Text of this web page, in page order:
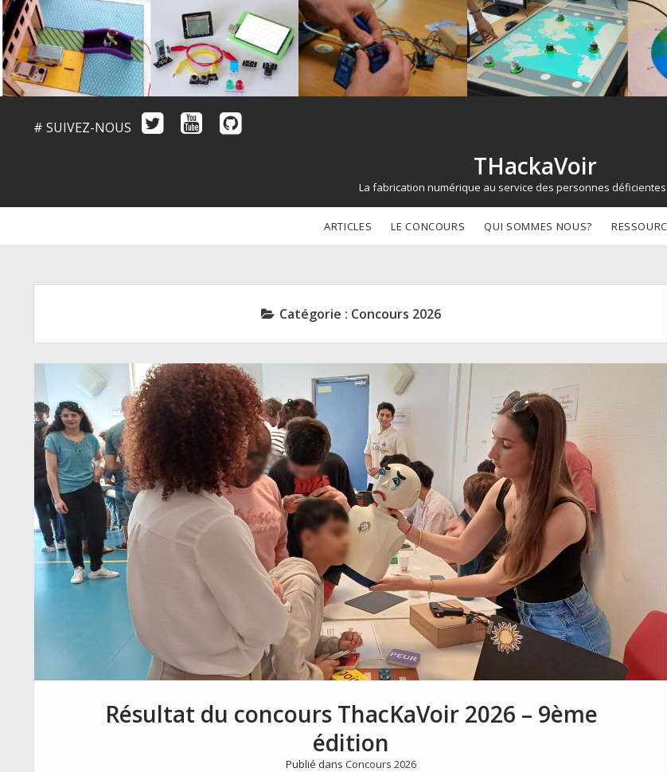
# SUIVEZ-NOUS
THackaVoir
La fabrication numérique au service des personnes
ARTICLES LE CONCOURS QUI SOMMES NOUS?
Catégorie : Concours 2026
Résultat du concours ThacKaVoir 2026 – 9ème
édition
Publié dans Concours 2026